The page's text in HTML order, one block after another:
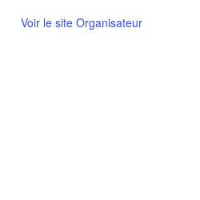
Voir le site Organisateur